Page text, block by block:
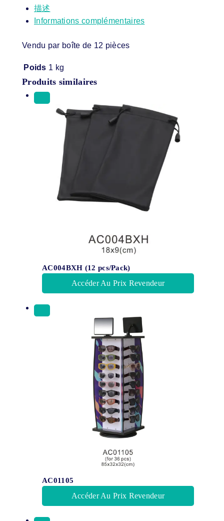
描述
Informations complémentaires
Vendu par boîte de 12 pièces
Poids 1 kg
Produits similaires
AC004BXH (12 pcs/Pack)
Accéder Au Prix Revendeur
AC01105
Accéder Au Prix Revendeur